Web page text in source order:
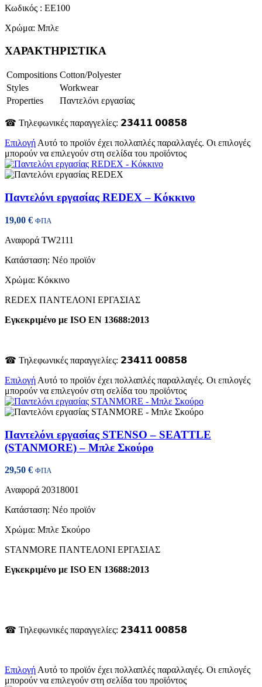
Κωδικός : EE100
Χρώμα: Μπλε
ΧΑΡΑΚΤΗΡΙΣΤΙΚΑ
Compositions Cotton/Polyester
Styles
Workwear
Properties
Παντελόνι εργασίας
☎ Τηλεφωνικές παραγγελίες: 𝟮𝟯𝟰𝟭𝟭 𝟬𝟬𝟴𝟱𝟴
Επιλογή Αυτό το προϊόν έχει πολλαπλές παραλλαγές. Οι επιλογές
μπορούν να επιλεγούν στη σελίδα του προϊόντος
Παντελόνι εργασίας REDEX – Κόκκινο
19,00 € ΦΠΑ
Αναφορά TW2111
Κατάσταση: Νέο προϊόν
Χρώμα: Κόκκινο
REDEX ΠΑΝΤΕΛΟΝΙ ΕΡΓΑΣΙΑΣ
Εγκεκριμένο με ISO EN 13688:2013
☎ Τηλεφωνικές παραγγελίες: 𝟮𝟯𝟰𝟭𝟭 𝟬𝟬𝟴𝟱𝟴
Επιλογή Αυτό το προϊόν έχει πολλαπλές παραλλαγές. Οι επιλογές
μπορούν να επιλεγούν στη σελίδα του προϊόντος
Παντελόνι εργασίας STENSO – SEATTLE
(STANMORE) – Μπλε Σκούρο
29,50 € ΦΠΑ
Αναφορά 20318001
Κατάσταση: Νέο προϊόν
Χρώμα: Μπλε Σκούρο
STANMORE ΠΑΝΤΕΛΟΝΙ ΕΡΓΑΣΙΑΣ
Εγκεκριμένο με ISO EN 13688:2013
☎ Τηλεφωνικές παραγγελίες: 𝟮𝟯𝟰𝟭𝟭 𝟬𝟬𝟴𝟱𝟴
Επιλογή Αυτό το προϊόν έχει πολλαπλές παραλλαγές. Οι επιλογές
μπορούν να επιλεγούν στη σελίδα του προϊόντος